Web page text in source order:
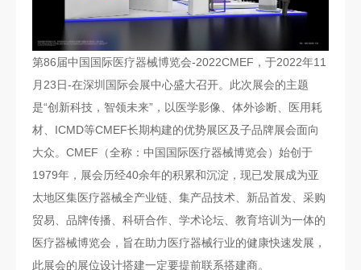
第86届中国国际医疗器械博览会-2022CMEF，于2022年11
月23日-在深圳国际会展中心盛大召开。此次展会的主题
是“创新科技，智领未来”，以医学影像、体外诊断、医用耗
材、ICMD等CMEF长期构建的优势展区及子品牌展会面向
大众。CMEF（全称：中国国际医疗器械博览会）始创于
1979年，展会历经40余年的积累和沉淀，现已发展成为亚
太地区集医疗器械全产业链、集产品技术、新品首发、采购
贸易、品牌传播、科研合作、学术论坛、教育培训为一体的
医疗器械博览会，旨在助力医疗器械行业的健康快速发展，
此展会的展位设计搭建一定要提前联系搭建商。